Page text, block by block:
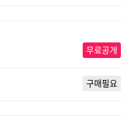
무료공개
구매필요